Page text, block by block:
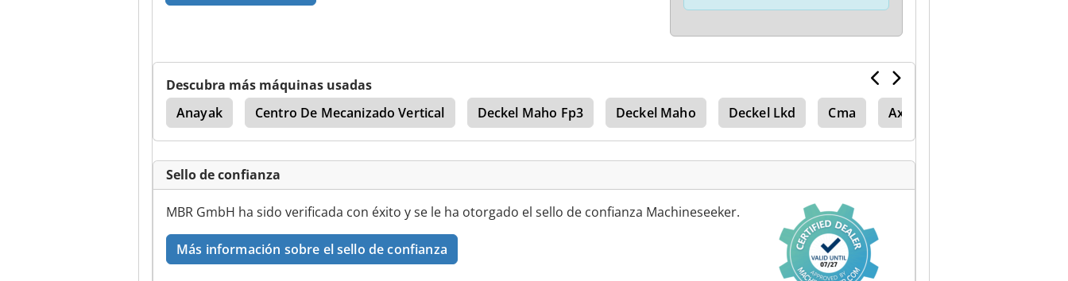
Descubra más máquinas usadas
Anayak
Centro De Mecanizado Vertical Deckel Maho Fp3 Deckel Maho Deckel Lkd Cma Axa Vsc 1
Sello de confianza
MBR GmbH ha sido verificada con éxito y se le ha otorgado el sello de confianza Machineseeker.
Más información sobre el sello de confianza